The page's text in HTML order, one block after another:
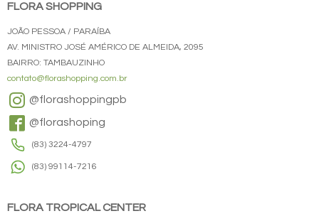
FLORA SHOPPING
JOÃO PESSOA / PARAÍBA
AV. MINISTRO JOSÉ AMÉRICO DE ALMEIDA, 2095
BAIRRO: TAMBAUZINHO
contato@florashopping.com.br
@florashoppingpb
@florashoping
(83) 3224-4797
(83) 99114-7216
FLORA TROPICAL CENTER